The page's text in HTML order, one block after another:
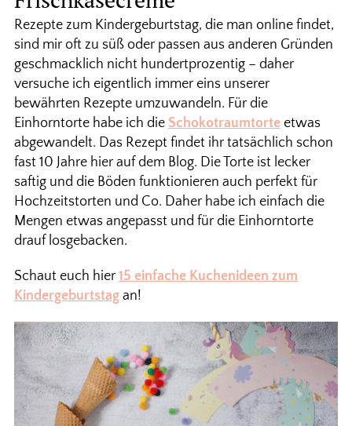
Rezepte zum Kindergeburtstag, die man online findet,
sind mir oft zu süß oder passen aus anderen Gründen
geschmacklich nicht hundertprozentig – daher
versuche ich eigentlich immer eins unserer
bewährten Rezepte umzuwandeln. Für die
Einhorntorte habe ich die Schokotraumtorteetwas
abgewandelt. Das Rezept findet ihr tatsächlich schon
fast 10 Jahre hier auf dem Blog. Die Torte ist lecker
saftig und die Böden funktionieren auch perfekt für
Hochzeitstorten und Co. Daher habe ich einfach die
Mengen etwas angepasst und für die Einhorntorte
drauf losgebacken.
Schaut euch hier15 einfache Kuchenideen zum
Kindergeburtstagan!